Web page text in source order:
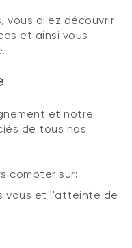
vous allez découvrir
et ainsi vous
et notre
de tous nos
compter sur:
vous et l'atteinte de